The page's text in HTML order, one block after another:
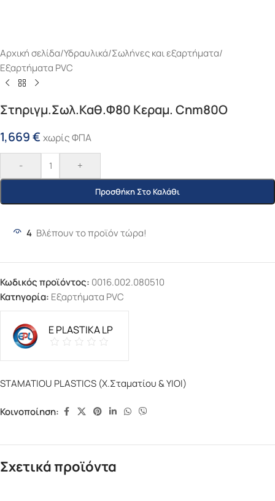
Αρχική σελίδα/Υδραυλικά/Σωλήνες και εξαρτήματα/
Εξαρτήματα PVC
Στηριγμ.Σωλ.Καθ.Φ80 Κεραμ. Cnm80O
1,669€ χωρίς ΦΠΑ
- +
Προσθήκη Στο Καλάθι
4 Βλέπουν το προϊόν τώρα!
Κωδικός προϊόντος: 0016.002.080510
Κατηγορία: Εξαρτήματα PVC
E PLASTIKA LP
STAMATIOU PLASTICS (Χ.Σταματίου & ΥΙΟΙ)
Κοινοποίηση:
Σχετικά προϊόντα